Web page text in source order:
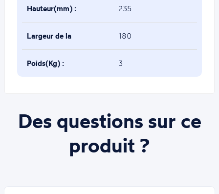
Hauteur(mm) : 235
Largeur de la
chape(mm) :
180
Poids(Kg) : 3
Des questions sur ce
produit ?